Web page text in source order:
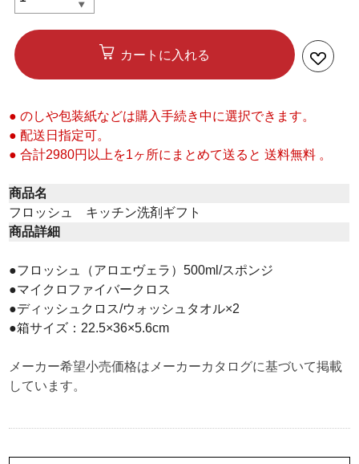
カートに入れる
● のしや包装紙などは購入手続き中に選択できます。
● 配送日指定可。
● 合計2980円以上を1ヶ所にまとめて送ると 送料無料 。
商品名
フロッシュ キッチン洗剤ギフト
商品詳細
●フロッシュ（アロエヴェラ）500ml/スポンジ
●マイクロファイバークロス
●ディッシュクロス/ウォッシュタオル×2
●箱サイズ：22.5×36×5.6cm
メーカー希望小売価格はメーカーカタログに基づいて掲載
しています。